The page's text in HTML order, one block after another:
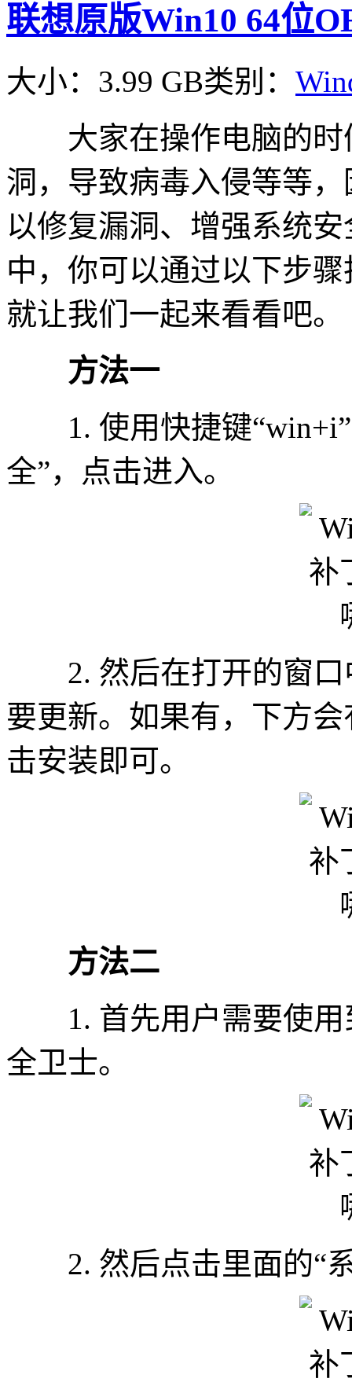
联想原版Win10 64位
大小：3.99 GB类别：
大家在操作电脑的时
洞，导致病毒入侵等等
以修复漏洞、增强系统
中，你可以通过以下步
就让我们一起来看看吧。
方法一
1. 使用快捷键“win+i”
全”，点击进入。
2. 然后在打开的窗口
要更新。如果有，下方
击安装即可。
方法二
1. 首先用户需要使用
全卫士。
2. 然后点击里面的“